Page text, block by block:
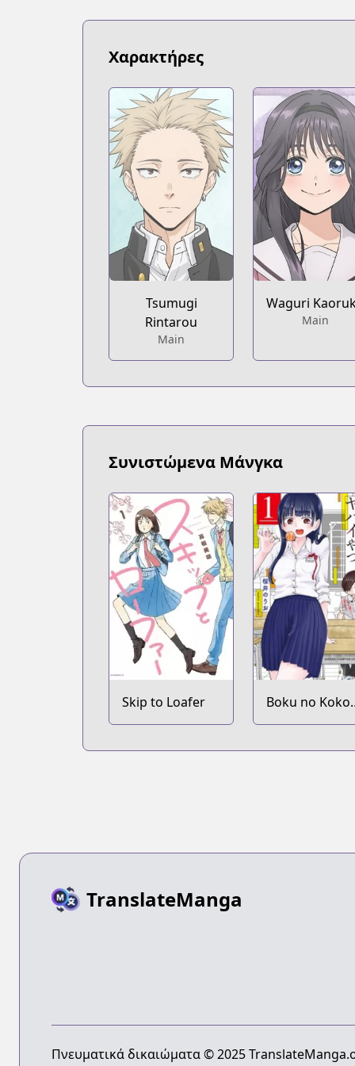
Χαρακτήρες
Tsumugi
Rintarou
Main
Waguri
Main
Συνιστώμενα Μάνγκα
Skip to Loafer
Boku no
no Yabai Yatsu
TranslateManga
Πνευματικά δικαιώματα © 2025